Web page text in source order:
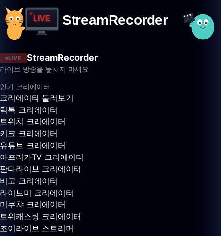
LIVE StreamRecorder
라이브 방송을 놓치지 마세요
인기 크리에이터
크리에이터 둘러보기
틱톡 크리에이터
트위치 크리에이터
키크 크리에이터
유튜브 크리에이터
아프리카TV 크리에이터
판다라이브 크리에이터
비고 크리에이터
라이브미 크리에이터
미쿠챠 크리에이터
트위캐스팅 크리에이터
조이라이브 스트리머